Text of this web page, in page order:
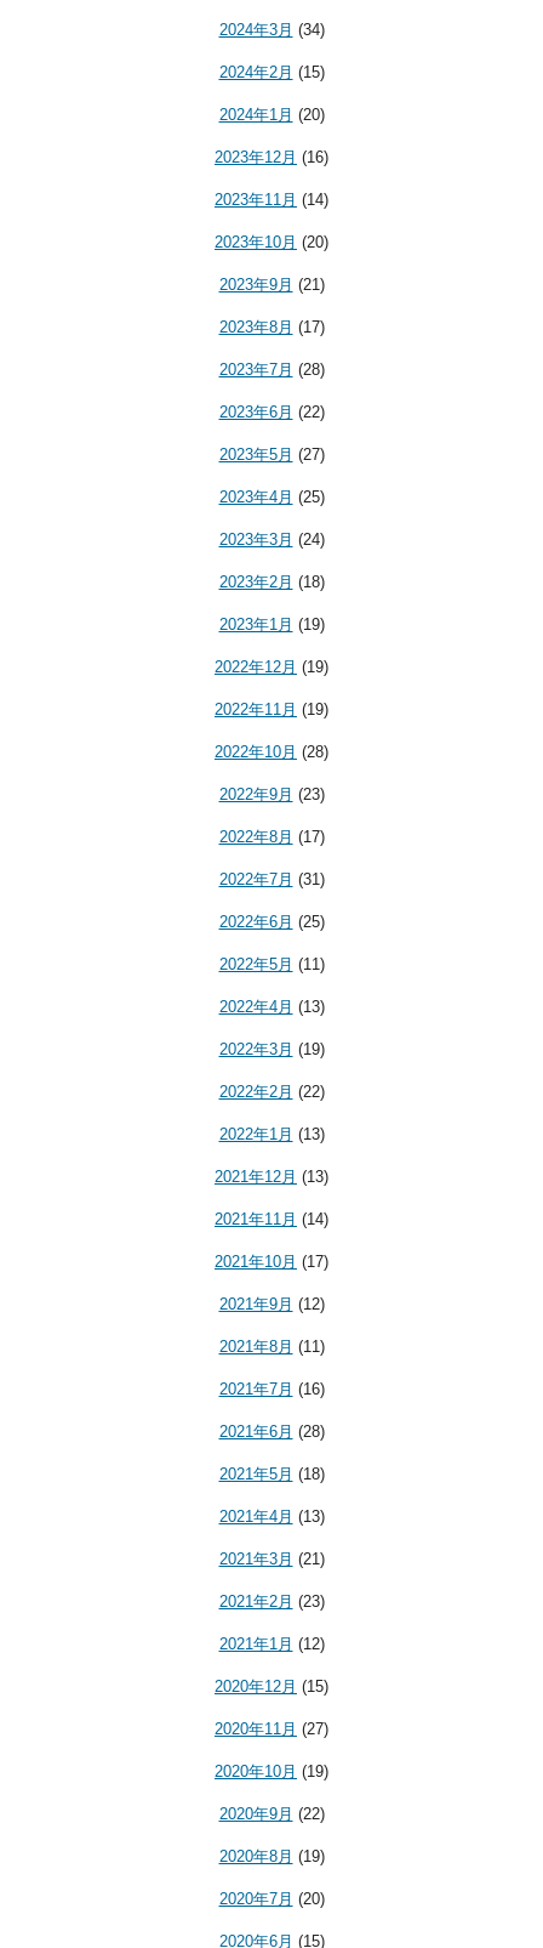
2024年3月 (34)
2024年2月 (15)
2024年1月 (20)
2023年12月 (16)
2023年11月 (14)
2023年10月 (20)
2023年9月 (21)
2023年8月 (17)
2023年7月 (28)
2023年6月 (22)
2023年5月 (27)
2023年4月 (25)
2023年3月 (24)
2023年2月 (18)
2023年1月 (19)
2022年12月 (19)
2022年11月 (19)
2022年10月 (28)
2022年9月 (23)
2022年8月 (17)
2022年7月 (31)
2022年6月 (25)
2022年5月 (11)
2022年4月 (13)
2022年3月 (19)
2022年2月 (22)
2022年1月 (13)
2021年12月 (13)
2021年11月 (14)
2021年10月 (17)
2021年9月 (12)
2021年8月 (11)
2021年7月 (16)
2021年6月 (28)
2021年5月 (18)
2021年4月 (13)
2021年3月 (21)
2021年2月 (23)
2021年1月 (12)
2020年12月 (15)
2020年11月 (27)
2020年10月 (19)
2020年9月 (22)
2020年8月 (19)
2020年7月 (20)
2020年6月 (15)